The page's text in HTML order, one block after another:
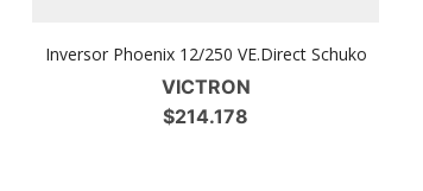
Inversor Phoenix 12/250 VE.Direct Schuko
VICTRON
$214.178